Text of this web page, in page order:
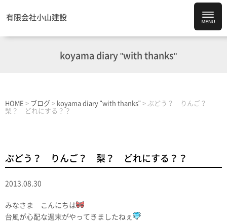
有限会社小山建設
koyama diary "with thanks"
HOME > ブログ > koyama diary "with thanks" > ぶどう？ りんご？
梨？ どれにする？？
ぶどう？ りんご？ 梨？ どれにする？？
2013.08.30
みなさま こんにちは
台風が心配な週末がやってきましたねぇ